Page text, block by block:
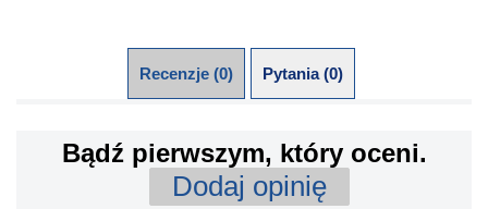
Recenzje (0) Pytania (0)
Bądź pierwszym, który oceni.
Dodaj opinię